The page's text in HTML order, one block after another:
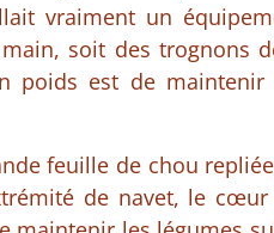
vraiment un
soit des trognons
poids est de
feuille de chou
de navet, le